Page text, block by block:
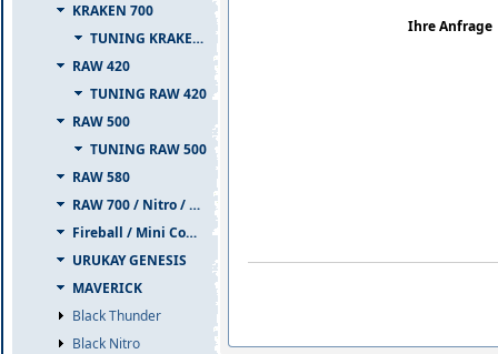
KRAKEN 700
TUNING KRAKEN 700
RAW 420
TUNING RAW 420
RAW 500
TUNING RAW 500
RAW 580
RAW 700 / Nitro / PIUMA
Fireball / Mini Comet
URUKAY GENESIS
MAVERICK
Black Thunder
Black Nitro
Ihre Anfrage